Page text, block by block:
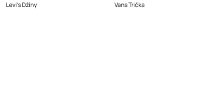
Levi's Džíny
Vans Trička